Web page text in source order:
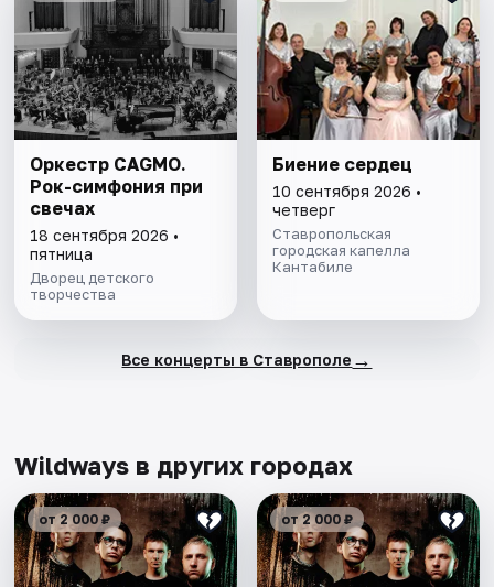
Оркестр CAGMO.
Рок-симфония при
свечах
18 сентября 2026 •
пятница
Дворец детского
творчества
Биение сердец
10 сентября 2026 •
четверг
Ставропольская
городская капелла
Кантабиле
Все концерты в Ставрополе →
Wildways в других городах
от 2 000 ₽ от 2 000 ₽